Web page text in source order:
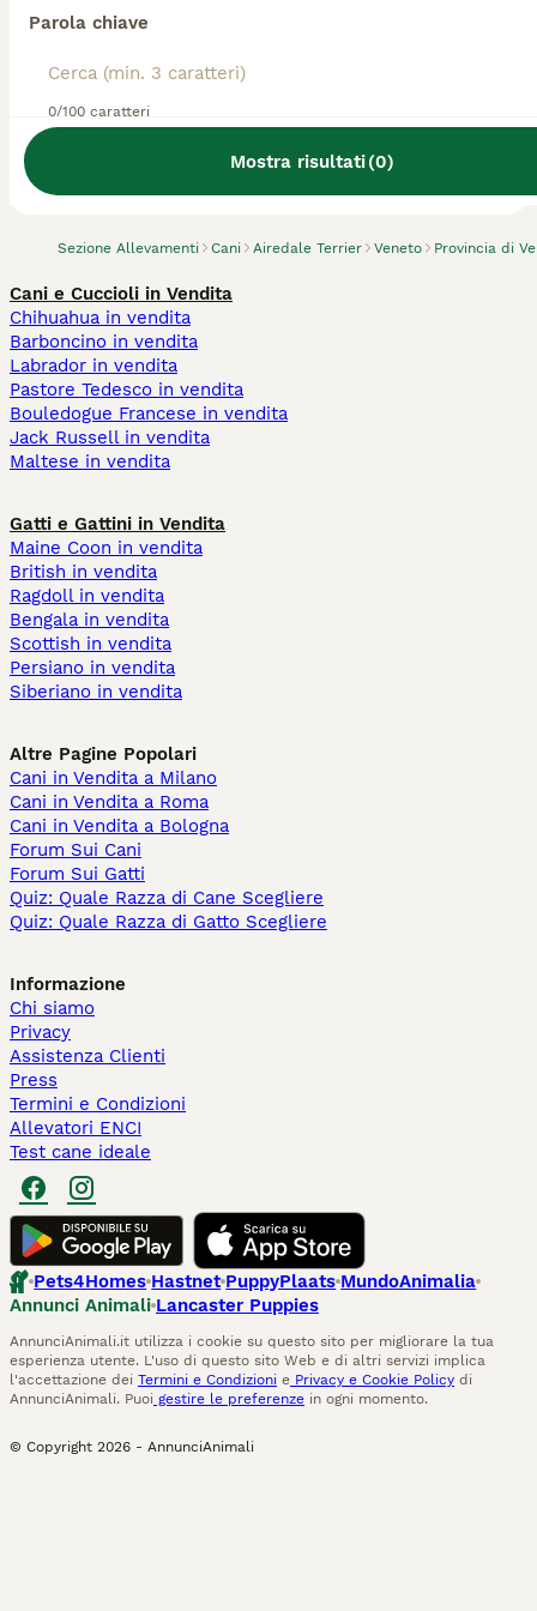
Parola chiave
0/100 caratteri
Mostra risultati(0)
Sezione Allevamenti Cani Airedale Terrier Veneto Provincia di
Abbiamo trovato 0 Allevamento di Airedale
Terrier, Legnago.
Cani e Cuccioli in Vendita
Chihuahua in vendita
Barboncino in vendita
Labrador in vendita
Pastore Tedesco in vendita
Bouledogue Francese in vendita
Jack Russell in vendita
Maltese in vendita
Gatti e Gattini in Vendita
Maine Coon in vendita
British in vendita
Ragdoll in vendita
Bengala in vendita
Scottish in vendita
Persiano in vendita
Siberiano in vendita
Altre Pagine Popolari
Cani in Vendita a Milano
Cani in Vendita a Roma
Cani in Vendita a Bologna
Forum Sui Cani
Forum Sui Gatti
Quiz: Quale Razza di Cane Scegliere
Quiz: Quale Razza di Gatto Scegliere
Informazione
Chi siamo
Privacy
Assistenza Clienti
Press
Termini e Condizioni
Allevatori ENCI
Test cane ideale
Pets4Homes Hastnet PuppyPlaats MundoAnimalia
Annunci Animali Lancaster Puppies
AnnunciAnimali.it utilizza i cookie su questo sito per migliorare la tua
esperienza utente. L'uso di questo sito Web e di altri servizi implica
l'accettazione dei Termini e Condizioni e Privacy e Cookie Policy di
AnnunciAnimali. Puoi gestire le preferenze in ogni momento.
© Copyright 2026 - AnnunciAnimali